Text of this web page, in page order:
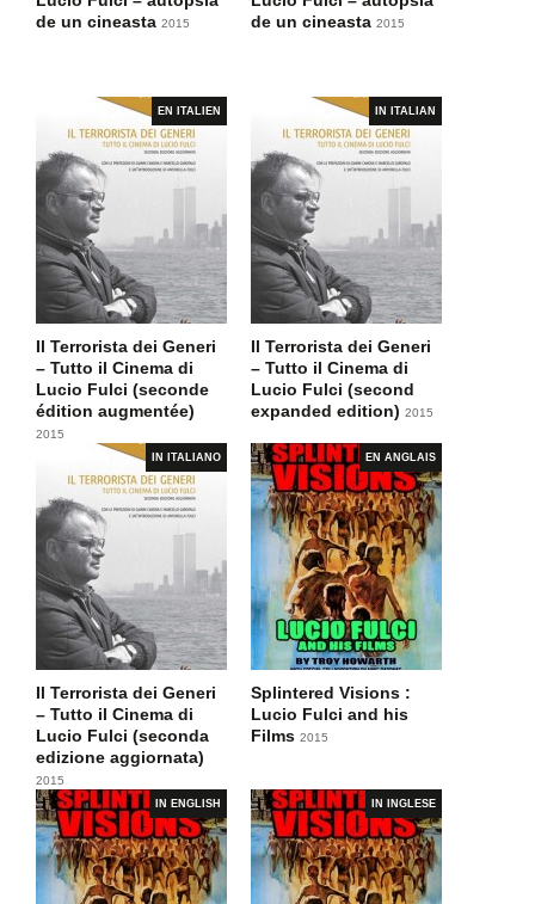
de un cineasta 2015
de un cineasta 2015
EN ITALIEN
Il Terrorista dei Generi
– Tutto il Cinema di
Lucio Fulci (seconde
édition augmentée)
2015
IN ITALIAN
Il Terrorista dei Generi
– Tutto il Cinema di
Lucio Fulci (second
expanded edition) 2015
IN ITALIANO
Il Terrorista dei Generi
– Tutto il Cinema di
Lucio Fulci (seconda
edizione aggiornata)
2015
EN ANGLAIS
Splintered Visions :
Lucio Fulci and his
Films 2015
IN ENGLISH IN INGLESE